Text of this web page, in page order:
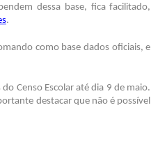
dessa base, fica facilitado,
.
como base dados oficiais, e
Censo Escolar até dia 9 de maio.
destacar que não é possível